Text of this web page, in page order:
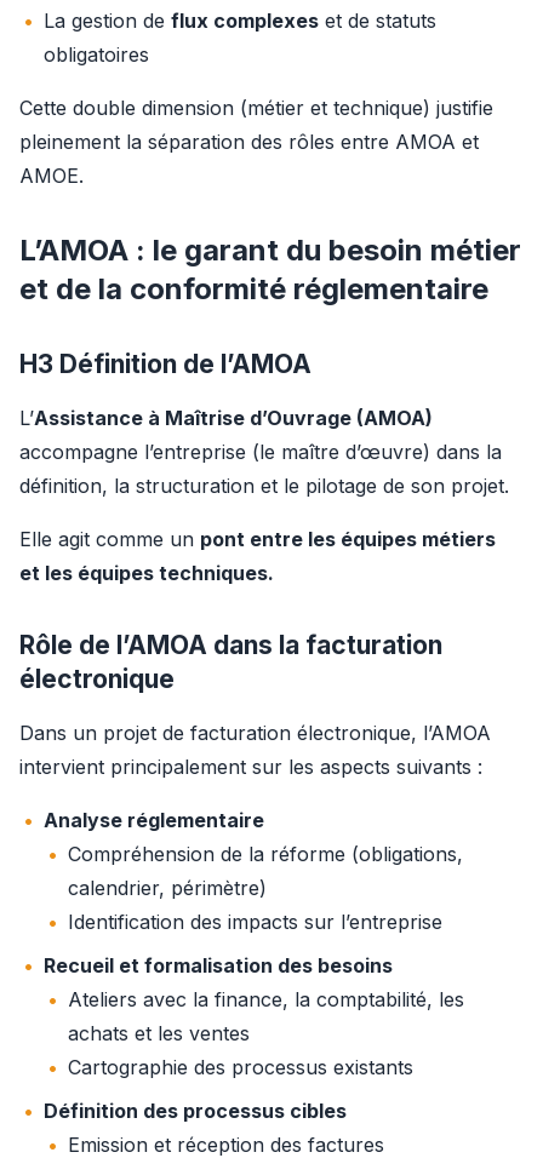
La gestion de flux complexes et de statuts
obligatoires
Cette double dimension (métier et technique) justifie
pleinement la séparation des rôles entre AMOA et
AMOE.
L’AMOA : le garant du besoin métier
et de la conformité réglementaire
H3 Définition de l’AMOA
L’Assistance à Maîtrise d’Ouvrage (AMOA)
accompagne l’entreprise (le maître d’œuvre) dans la
définition, la structuration et le pilotage de son projet.
Elle agit comme un pont entre les équipes métiers
et les équipes techniques.
Rôle de l’AMOA dans la facturation
électronique
Dans un projet de facturation électronique, l’AMOA
intervient principalement sur les aspects suivants :
Analyse réglementaire
Compréhension de la réforme (obligations,
calendrier, périmètre)
Identification des impacts sur l’entreprise
Recueil et formalisation des besoins
Ateliers avec la finance, la comptabilité, les
achats et les ventes
Cartographie des processus existants
Définition des processus cibles
Emission et réception des factures